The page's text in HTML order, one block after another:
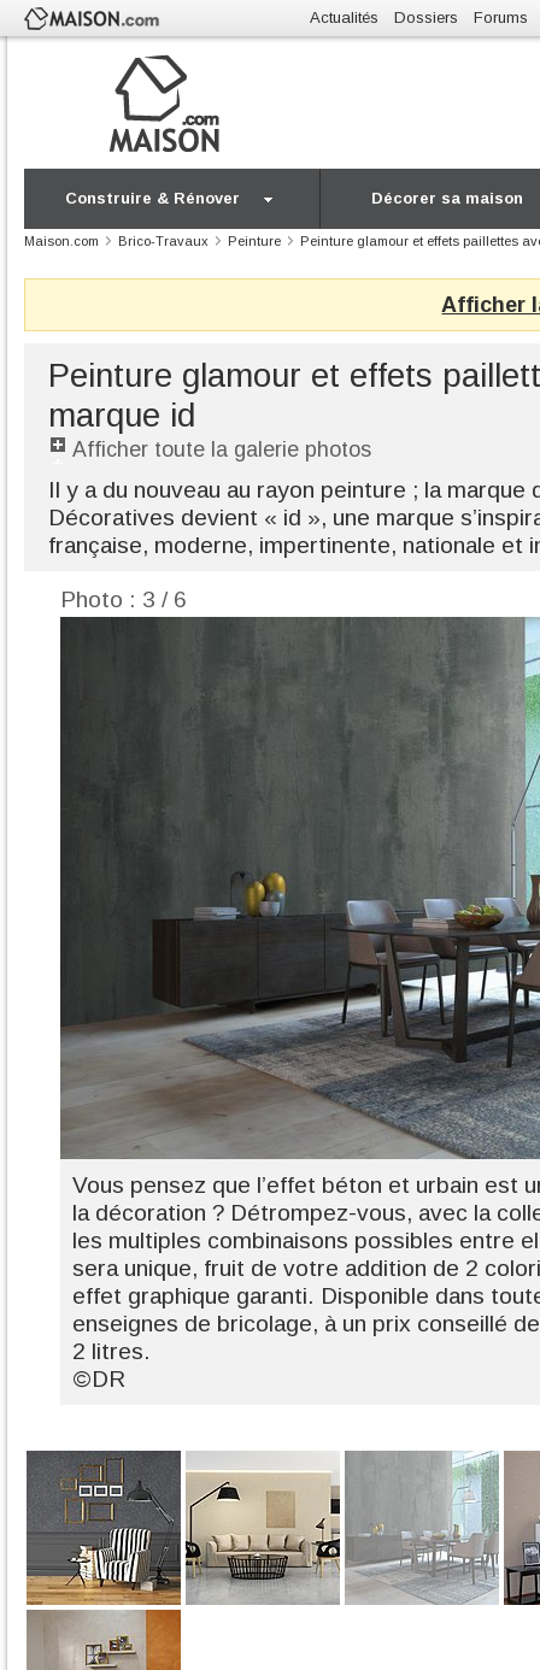
Actualités Dossiers Forums
Construire & Rénover Décorer sa maison
Maison.com Brico-Travaux Peinture Peinture glamour et effets paillettes
Afficher
Peinture glamour et effets
marque id
Afficher toute la galerie photos
Il y a du nouveau au rayon peinture ; la marque
Décoratives devient « id », une marque
française, moderne, impertinente, nationale et
Photo : 3 / 6
Vous pensez que l’effet béton et urbain est
la décoration ? Détrompez-vous, avec la
les multiples combinaisons possibles entre
sera unique, fruit de votre addition de 2
effet graphique garanti. Disponible dans
enseignes de bricolage, à un prix conseillé
2 litres.
©DR